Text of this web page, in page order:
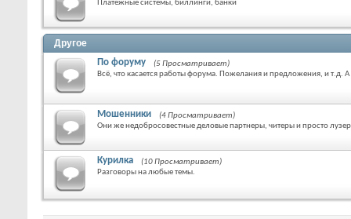
Платежные системы, биллинги, банки
Другое
По форуму
(5 Просматривает)
Всё, что касается работы форума. Пожелания и предложения, и т.д.
Мошенники
(4 Просматривает)
Они же недобросовестные деловые партнеры, читеры и просто
Курилка
(10 Просматривает)
Разговоры на любые темы.